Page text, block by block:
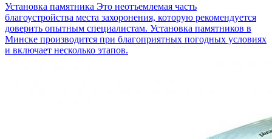
Установка памятника Это неотъемлемая часть
благоустройства места захоронения, которую рекомендуется
доверить опытным специалистам. Установка памятников в
Минске производится при благоприятных погодных условиях
и включает несколько этапов.